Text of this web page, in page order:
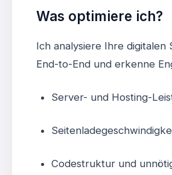
Was optimiere ich?
Ich analysiere Ihre digitalen
End-to-End und erkenne
Server- und Hosting-
Codestruktur und